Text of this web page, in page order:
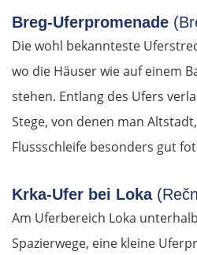
Breg-Uferpromenade
Die wohl bekannteste
wo die Häuser wie auf einem
stehen. Entlang des Ufers
Stege, von denen man
Flussschleife besonders gut
Krka-Ufer bei Loka
Am Uferbereich Loka
Spazierwege, eine kleine